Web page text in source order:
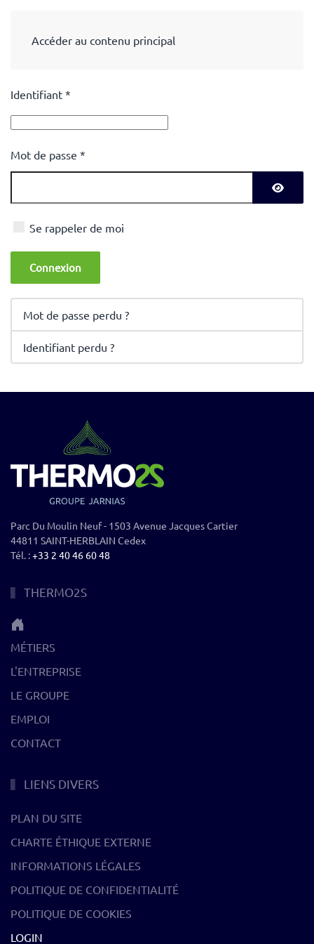
Accéder au contenu principal
Identifiant *
Mot de passe *
Se rappeler de moi
Connexion
Mot de passe perdu ?
Identifiant perdu ?
Parc Du Moulin Neuf - 1503 Avenue Jacques Cartier
44811 SAINT-HERBLAIN Cedex
Tél. :+33 2 40 46 60 48
THERMO2S
MÉTIERS
L'ENTREPRISE
LE GROUPE
EMPLOI
CONTACT
LIENS DIVERS
PLAN DU SITE
CHARTE ÉTHIQUE EXTERNE
INFORMATIONS LÉGALES
POLITIQUE DE CONFIDENTIALITÉ
POLITIQUE DE COOKIES
LOGIN